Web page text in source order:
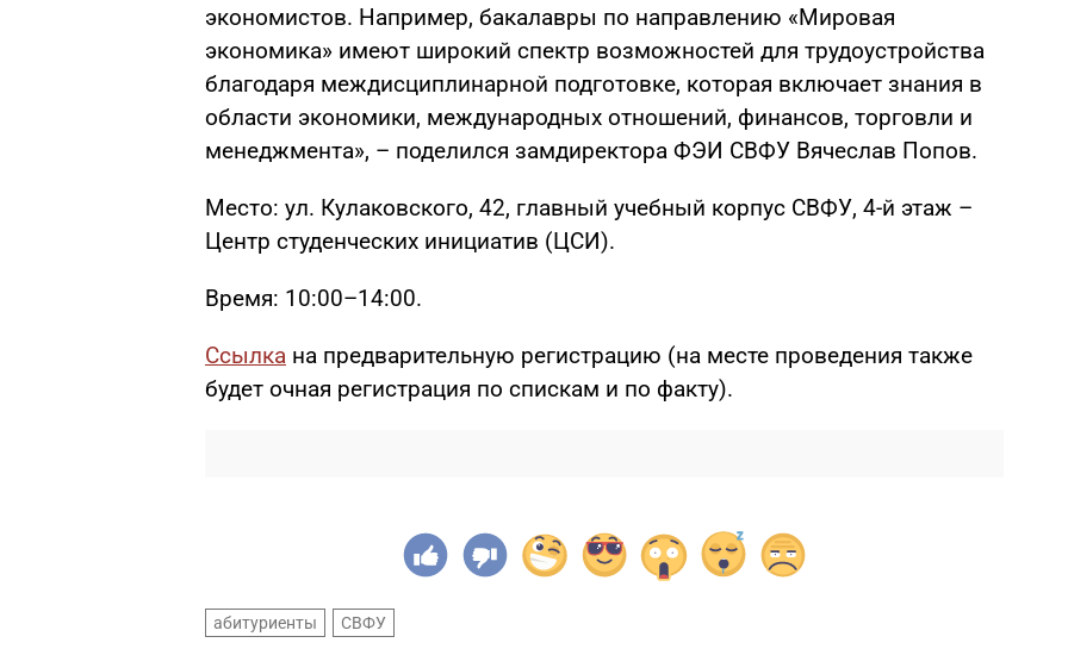
экономистов. Например, бакалавры по направлению «Мировая
экономика» имеют широкий спектр возможностей для трудоустройства
благодаря междисциплинарной подготовке, которая включает знания в
области экономики, международных отношений, финансов, торговли и
менеджмента», – поделился замдиректора ФЭИ СВФУ Вячеслав Попов.
Место: ул. Кулаковского, 42, главный учебный корпус СВФУ, 4-й этаж –
Центр студенческих инициатив (ЦСИ).
Время: 10:00–14:00.
Ссылка на предварительную регистрацию (на месте проведения также
будет очная регистрация по спискам и по факту).
абитуриенты СВФУ